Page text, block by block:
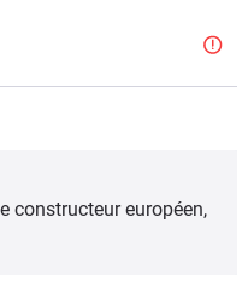
constructeur européen,